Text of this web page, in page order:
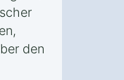
den